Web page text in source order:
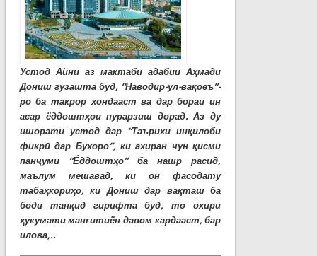
Устод Айнӣ аз мактаби адабии Аҳмади
Дониш гузашта буд, “Наводир-ул-вақоеъ”-
ро ба такрор хондааст ва дар бораи ин
асар ёддоштҳои пурарзиш дорад. Аз ду
ишорати устод дар “Таърихи инқилоби
фикрӣ дар Бухоро”, ки ахиран чун қисми
панҷуми “Ёддоштҳо” ба нашр расид,
маълум мешавад, ки он фасодату
табаҳкориҳо, ки Дониш дар вақташ ба
боди танқид гирифта буд, то охири
ҳукумати манғитиён давом кардааст, бар
илова,..